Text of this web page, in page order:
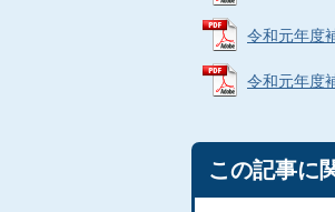
令和元年度
令和元年度
この記事に